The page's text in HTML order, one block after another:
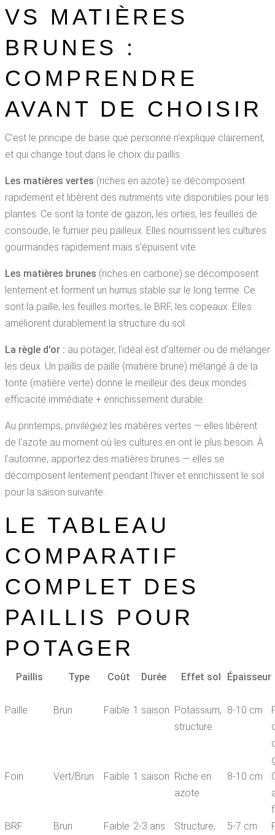
VS MATIÈRES
BRUNES :
COMPRENDRE
AVANT DE CHOISIR
C'est le principe de base que personne n'explique clairement,
et qui change tout dans le choix du paillis.
Les matières vertes (riches en azote) se décomposent
rapidement et libèrent des nutriments vite disponibles pour les
plantes. Ce sont la tonte de gazon, les orties, les feuilles de
consoude, le fumier peu pailleux. Elles nourrissent les cultures
gourmandes rapidement mais s'épuisent vite.
Les matières brunes (riches en carbone) se décomposent
lentement et forment un humus stable sur le long terme. Ce
sont la paille, les feuilles mortes, le BRF, les copeaux. Elles
améliorent durablement la structure du sol.
La règle d'or : au potager, l'idéal est d'alterner ou de mélanger
les deux. Un paillis de paille (matière brune) mélangé à de la
tonte (matière verte) donne le meilleur des deux mondes :
efficacité immédiate + enrichissement durable.
Au printemps, privilégiez les matières vertes — elles libèrent
de l'azote au moment où les cultures en ont le plus besoin. À
l'automne, apportez des matières brunes — elles se
décomposent lentement pendant l'hiver et enrichissent le sol
pour la saison suivante.
LE TABLEAU
COMPARATIF
COMPLET DES
PAILLIS POUR
POTAGER
Paillis Type Coût Durée Effet sol Épaisseur
Paille Brun Faible 1 saison Potassium,
structure
8-10 cm
Foin
Vert/Brun Faible 1 saison Riche en
azote
8-10 cm
BRF
Brun Faible 2-3 ans Structure, 5-7 cm